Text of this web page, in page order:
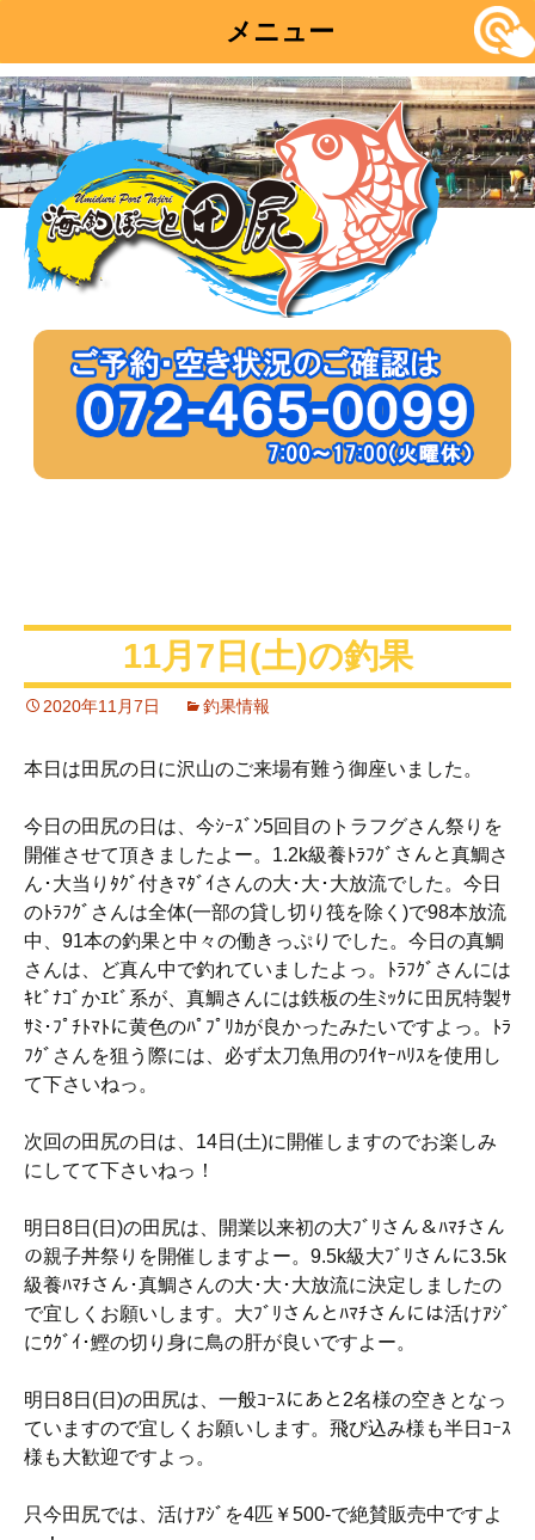
メニュー
コ
ン
テ
ン
ツ
11月7日(土)の釣果
2020年11月7日 釣果情報
本日は田尻の日に沢山のご来場有難う御座いました。
今日の田尻の日は、今ｼｰｽﾞﾝ5回目のトラフグさん祭りを
開催させて頂きましたよー。1.2k級養ﾄﾗﾌｸﾞさんと真鯛さ
ん･大当りﾀｸﾞ付きﾏﾀﾞｲさんの大･大･大放流でした。今日
のﾄﾗﾌｸﾞさんは全体(一部の貸し切り筏を除く)で98本放流
中、91本の釣果と中々の働きっぷりでした。今日の真鯛
さんは、ど真ん中で釣れていましたよっ。ﾄﾗﾌｸﾞさんには
ｷﾋﾞﾅｺﾞかｴﾋﾞ系が、真鯛さんには鉄板の生ﾐｯｸに田尻特製ｻ
ｻﾐ･ﾌﾟﾁﾄﾏﾄに黄色のﾊﾟﾌﾟﾘｶが良かったみたいですよっ。ﾄﾗ
ﾌｸﾞさんを狙う際には、必ず太刀魚用のﾜｲﾔｰﾊﾘｽを使用し
て下さいねっ。
次回の田尻の日は、14日(土)に開催しますのでお楽しみ
にしてて下さいねっ！
明日8日(日)の田尻は、開業以来初の大ﾌﾞﾘさん＆ﾊﾏﾁさん
の親子丼祭りを開催しますよー。9.5k級大ﾌﾞﾘさんに3.5k
級養ﾊﾏﾁさん･真鯛さんの大･大･大放流に決定しましたの
で宜しくお願いします。大ﾌﾞﾘさんとﾊﾏﾁさんには活けｱｼﾞ
にｳｸﾞｲ･鰹の切り身に鳥の肝が良いですよー。
明日8日(日)の田尻は、一般ｺｰｽにあと2名様の空きとなっ
ていますので宜しくお願いします。飛び込み様も半日ｺｰｽ
様も大歓迎ですよっ。
只今田尻では、活けｱｼﾞを4匹￥500-で絶賛販売中ですよ